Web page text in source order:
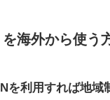
海外から使う
を利用すれば地域